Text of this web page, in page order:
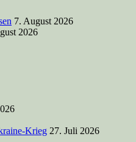
7. August 2026
2026
Krieg 27. Juli 2026